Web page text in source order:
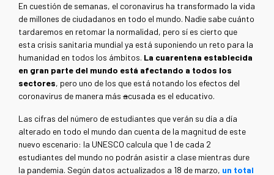
En cuestión de semanas, el coronavirus ha transformado la vida
de millones de ciudadanos en todo el mundo. Nadie sabe cuánto
tardaremos en retomar la normalidad, pero sí es cierto que
esta crisis sanitaria mundial ya está suponiendo un reto para la
humanidad en todos los ámbitos. La cuarentena establecida
en gran parte del mundo está afectando a todos los
sectores, pero uno de los que está notando los efectos del
coronavirus de manera más acusada es el educativo.
Las cifras del número de estudiantes que verán su día a día
alterado en todo el mundo dan cuenta de la magnitud de este
nuevo escenario: la UNESCO calcula que 1 de cada 2
estudiantes del mundo no podrán asistir a clase mientras dure
la pandemia. Según datos actualizados a 18 de marzo, un total